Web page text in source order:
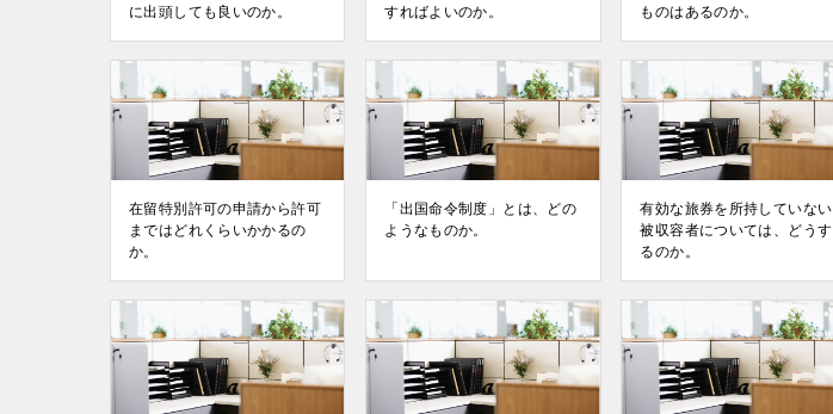
に出頭しても良いのか。
すればよいのか。
ものはあるのか。
在留特別許可の申請から許可
まではどれくらいかかるの
か。
「出国命令制度」とは、どの
ようなものか。
有効な旅券を所持していない
被収容者については、どうす
るのか。